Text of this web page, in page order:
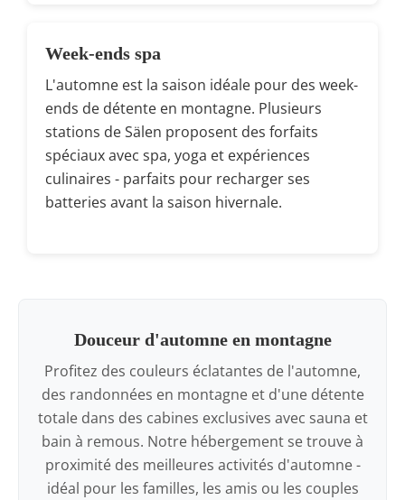
Week-ends spa
L'automne est la saison idéale pour des week-
ends de détente en montagne. Plusieurs
stations de Sälen proposent des forfaits
spéciaux avec spa, yoga et expériences
culinaires - parfaits pour recharger ses
batteries avant la saison hivernale.
Douceur d'automne en montagne
Profitez des couleurs éclatantes de l'automne,
des randonnées en montagne et d'une détente
totale dans des cabines exclusives avec sauna et
bain à remous. Notre hébergement se trouve à
proximité des meilleures activités d'automne -
idéal pour les familles, les amis ou les couples